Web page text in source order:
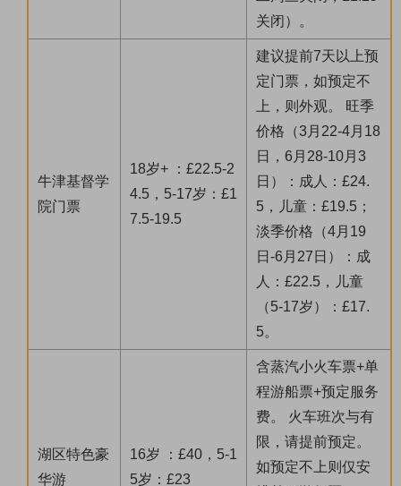
关闭）。
牛津基督学
院门票
18岁+ ：£22.5-2
4.5，5-17岁：£1
7.5-19.5
建议提前7天以上预
定门票，如预定不
上，则外观。 旺季
价格（3月22-4月18
日，6月28-10月3
日）：成人：£24.
5，儿童：£19.5；
淡季价格（4月19
日-6月27日）：成
人：£22.5，儿童
（5-17岁）：£17.
5。
湖区特色豪
华游
16岁 ：£40，5-1
5岁：£23
含蒸汽小火车票+单
程游船票+预定服务
费。 火车班次与有
限，请提前预定。
如预定不上则仅安